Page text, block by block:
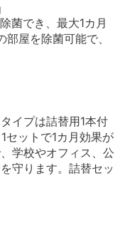
菌でき、最大1カ月
屋を除菌可能で、
イプは詰替用1本付
セットで1カ月効果が
学校やオフィス、公
守ります。詰替セッ